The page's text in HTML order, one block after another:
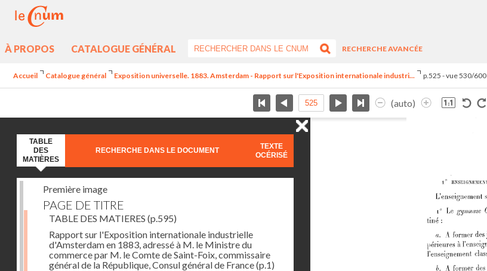
À PROPOS CATALOGUE GÉNÉRAL
RECHERCHE AVANCÉE
Accueil Catalogue général Exposition universelle. 1883. Amsterdam - Rapport sur l'Exposition internationale industri... p.525 - vue 530/600
(auto)
TABLE
DES
MATIÈRES
RECHERCHE DANS LE DOCUMENT
TEXTE
OCÉRISÉ
Première image
PAGE DE TITRE
TABLE DES MATIERES (p.595)
Rapport sur l'Exposition internationale industrielle
d'Amsterdam en 1883, adressé à M. le Ministre du
commerce par M. le Comte de Saint-Foix, commissaire
général de la République, Consul général de France(p.1)